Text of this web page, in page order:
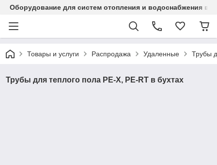
Оборудование для систем отопления и водоснабжения в
Товары и услуги Распродажа Удаленные Трубы
Трубы для теплого пола PE-X, PE-RT в бухтах